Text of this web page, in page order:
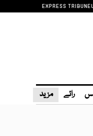
EXPRESS TRIBUNE
رائے مزید